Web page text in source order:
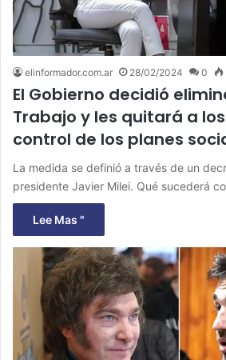
elinformador.com.ar 28/02/2024 0
El Gobierno decidió
Trabajo y les quitará a
control de los planes
La medida se definió a través de un
presidente Javier Milei. Qué sucederá
Lee Mas "